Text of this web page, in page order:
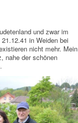
und zwar im
in Weiden bei
nicht mehr. Mein
nahe der schönen